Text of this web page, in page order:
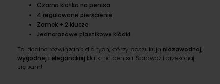
Czarna klatka na penisa
4 regulowane pierścienie
Zamek + 2 klucze
Jednorazowe plastikowe kłódki
To idealne rozwiązanie dla tych, którzy poszukują niezawodnej,
wygodnej i eleganckiej klatki na penisa. Sprawdź i przekonaj
się sam!